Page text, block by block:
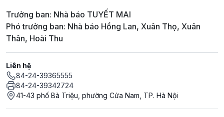
Trưởng ban: Nhà báo TUYẾT MAI
Phó trưởng ban: Nhà báo Hồng Lan, Xuân Thọ, Xuân
Thân, Hoài Thu
Liên hệ
84-24-39365555
84-24-39342724
41-43 phố Bà Triệu, phường Cửa Nam, TP. Hà Nội